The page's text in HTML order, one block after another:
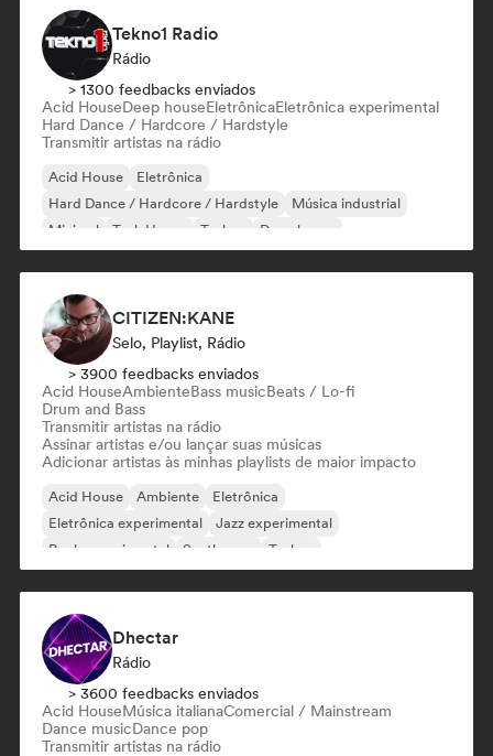
Tekno1 Radio
Rádio
> 1300 feedbacks enviados
Acid HouseDeep houseEletrônicaEletrônica experimental
Hard Dance / Hardcore / Hardstyle
Transmitir artistas na rádio
Acid House
Eletrônica
Hard Dance / Hardcore / Hardstyle
Música industrial
Minimal
Tech House Techno Deep house
CITIZEN:KANE
Selo, Playlist, Rádio
> 3900 feedbacks enviados
Acid HouseAmbienteBass musicBeats / Lo-fi
Drum and Bass
Transmitir artistas na rádio
Assinar artistas e/ou lançar suas músicas
Adicionar artistas às minhas playlists de maior impacto
Acid House Ambiente
Eletrônica
Eletrônica experimental
Jazz experimental
Rock experimental
Synthwave Techno
Dhectar
Rádio
> 3600 feedbacks enviados
Acid HouseMúsica italianaComercial / Mainstream
Dance musicDance pop
Transmitir artistas na rádio